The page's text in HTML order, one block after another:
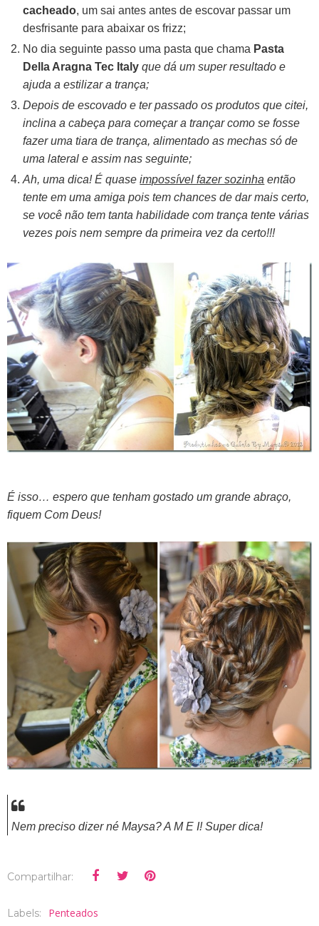
cacheado, um sai antes antes de escovar passar um
desfrisante para abaixar os frizz;
No dia seguinte passo uma pasta que chama Pasta
Della Aragna Tec Italy que dá um super resultado e
ajuda a estilizar a trança;
Depois de escovado e ter passado os produtos que citei,
inclina a cabeça para começar a trançar como se fosse
fazer uma tiara de trança, alimentado as mechas só de
uma lateral e assim nas seguinte;
Ah, uma dica! É quaseimpossível fazer sozinha então
tente em uma amiga pois tem chances de dar mais certo,
se você não tem tanta habilidade com trança tente várias
vezes pois nem sempre da primeira vez da certo!!!
É isso… espero que tenham gostado um grande abraço,
fiquem Com Deus!
Nem preciso dizer né Maysa? A M E I! Super dica!
Compartilhar:
Labels: Penteados